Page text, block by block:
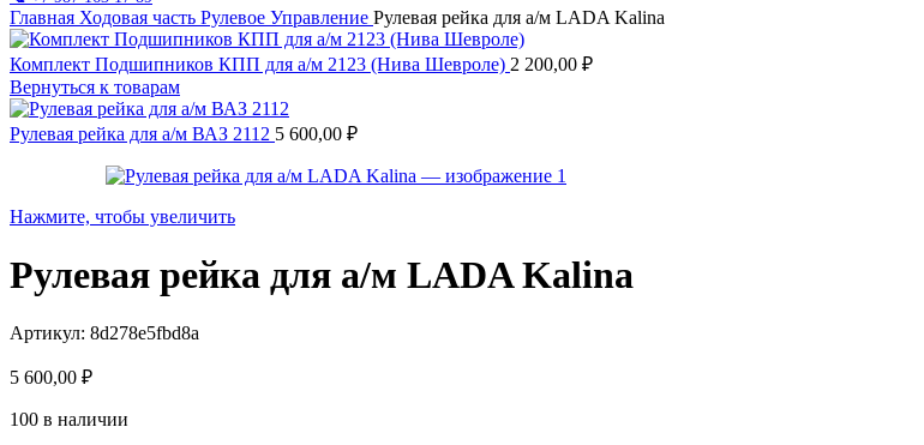
Главная Ходовая часть Рулевое Управление Рулевая рейка для а/м LADA Kalina
Комплект Подшипников КПП для а/м 2123 (Нива Шевроле) 2 200,00 ₽
Вернуться к товарам
Рулевая рейка для а/м ВАЗ 2112 5 600,00 ₽
Нажмите, чтобы увеличить
Рулевая рейка для а/м LADA Kalina
Артикул: 8d278e5fbd8a
5 600,00 ₽
100 в наличии